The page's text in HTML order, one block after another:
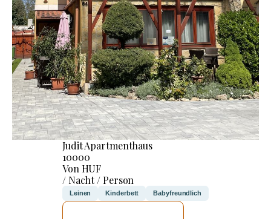
Judit Apartmenthaus
10000
Von HUF
/ Nacht / Person
Leinen Kinderbett Babyfreundlich